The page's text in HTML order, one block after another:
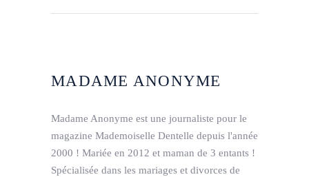
MADAME ANONYME
Madame Anonyme est une journaliste pour le
magazine Mademoiselle Dentelle depuis l'année
2000 ! Mariée en 2012 et maman de 3 entants !
Spécialisée dans les mariages et divorces de